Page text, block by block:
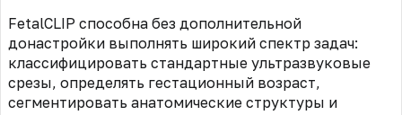
FetalCLIP способна без дополнительной
донастройки выполнять широкий спектр задач:
классифицировать стандартные ультразвуковые
срезы, определять гестационный возраст,
сегментировать анатомические структуры и